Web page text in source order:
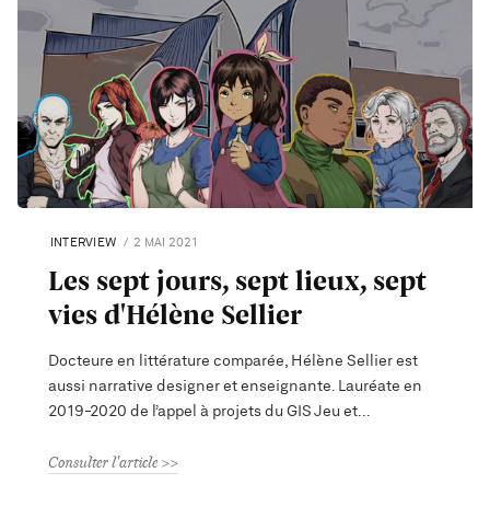
INTERVIEW 2 MAI 2021
Les sept jours, sept lieux, sept
vies d'Hélène Sellier
Docteure en littérature comparée, Hélène Sellier est
aussi narrative designer et enseignante. Lauréate en
2019-2020 de l’appel à projets du GIS Jeu et
Consulter l'article